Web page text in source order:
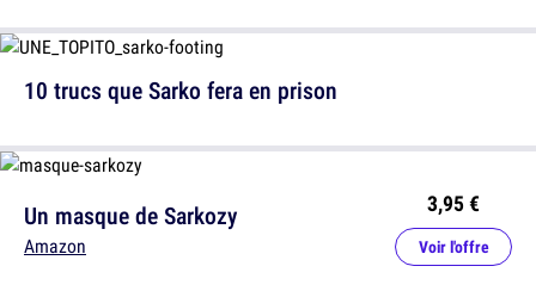
Un masque de Sarkozy
Amazon
3,95 €
Voir l'offre
10 trucs que Sarko fera en prison